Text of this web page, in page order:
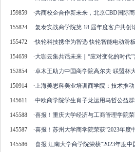
159859 ·共商校企合作新未来，北京CBD国际
155824 ·复泰实战商学院第 18 届年度客户共
155472 ·快轮科技携华为智选 快轮智能电动滑
154659 ·大咖云集共话未来｜“应对变化的时代
152854 ·卓木王助力中国商学院高尔夫·联盟杯
150914 ·上海美思科美业培训商学院：技术推
145611 ·中欧商学院学生肖子龙运用马哲公益
145588 ·喜报！重庆大学经济与工商管理学院
145587 ·喜报！苏州大学商学院荣获“2023年度
145586 ·喜报 江南大学商学院荣获“2023年度